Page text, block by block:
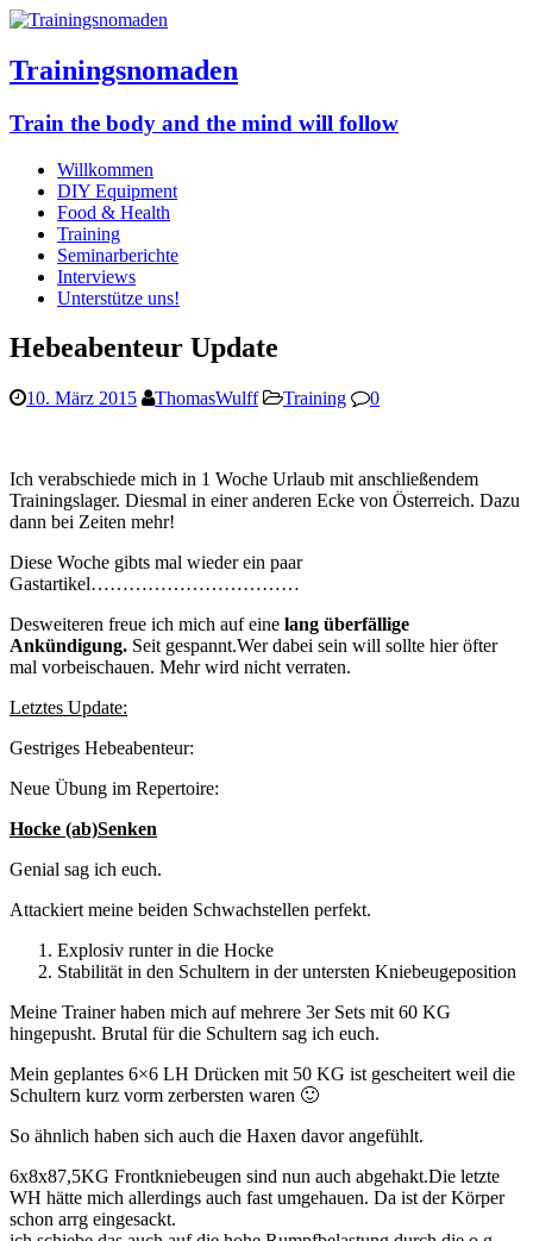
Trainingsnomaden
Train the body and the mind will follow
Willkommen
DIY Equipment
Food & Health
Training
Seminarberichte
Interviews
Unterstütze uns!
Hebeabenteur Update
10. März 2015 ThomasWulff Training 0
Ich verabschiede mich in 1 Woche Urlaub mit anschließendem
Trainingslager. Diesmal in einer anderen Ecke von Österreich. Dazu
dann bei Zeiten mehr!
Diese Woche gibts mal wieder ein paar
Gastartikel……………………………
Desweiteren freue ich mich auf eine lang überfällige
Ankündigung. Seit gespannt.Wer dabei sein will sollte hier öfter
mal vorbeischauen. Mehr wird nicht verraten.
Letztes Update:
Gestriges Hebeabenteur:
Neue Übung im Repertoire:
Hocke (ab)Senken
Genial sag ich euch.
Attackiert meine beiden Schwachstellen perfekt.
Explosiv runter in die Hocke
Stabilität in den Schultern in der untersten Kniebeugeposition
Meine Trainer haben mich auf mehrere 3er Sets mit 60 KG
hingepusht. Brutal für die Schultern sag ich euch.
Mein geplantes 6×6 LH Drücken mit 50 KG ist gescheitert weil die
Schultern kurz vorm zerbersten waren 🙂
So ähnlich haben sich auch die Haxen davor angefühlt.
6x8x87,5KG Frontkniebeugen sind nun auch abgehakt.Die letzte
WH hätte mich allerdings auch fast umgehauen. Da ist der Körper
schon arrg eingesackt.